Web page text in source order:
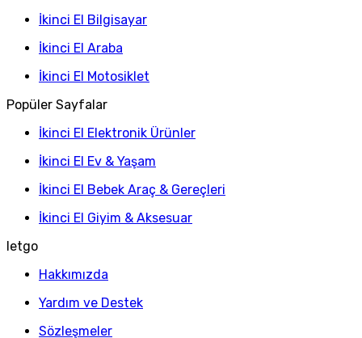
İkinci El Bilgisayar
İkinci El Araba
İkinci El Motosiklet
Popüler Sayfalar
İkinci El Elektronik Ürünler
İkinci El Ev & Yaşam
İkinci El Bebek Araç & Gereçleri
İkinci El Giyim & Aksesuar
letgo
Hakkımızda
Yardım ve Destek
Sözleşmeler